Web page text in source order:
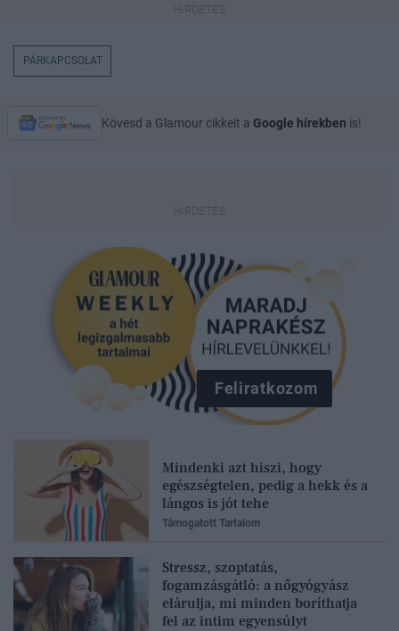
PÁRKAPCSOLAT
Kövesd a Glamour cikkeit a Google hírekben is!
Feliratkozom
Mindenki azt hiszi, hogy
egészségtelen, pedig a hekk és a
lángos is jót tehe
Támogatott Tartalom
Stressz, szoptatás,
fogamzásgátló: a nőgyógyász
elárulja, mi minden boríthatja
fel az intim egyensúlyt